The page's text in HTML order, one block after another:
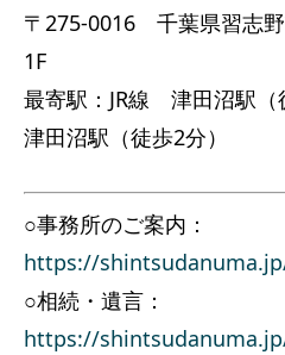
〒275-0016 千葉県習志
1F
最寄駅：JR線 津田沼駅
津田沼駅（徒歩2分）
○事務所のご案内：
https://
○相続・遺言：
https://